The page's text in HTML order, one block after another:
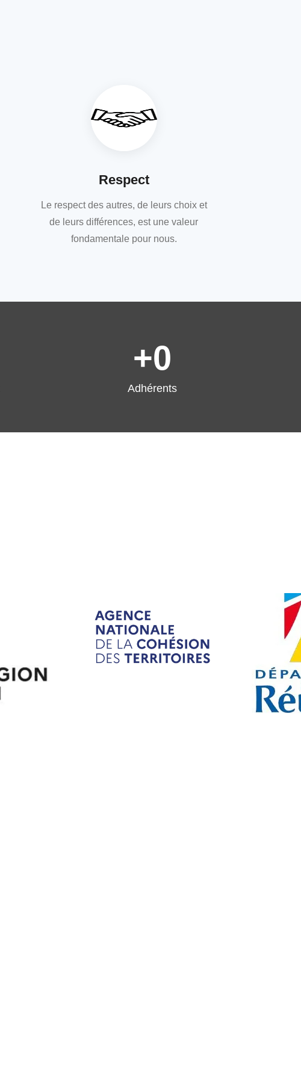
Respect
Le respect des autres, de leurs choix et
de leurs différences, est une valeur
fondamentale pour nous.
+0
Adhérents